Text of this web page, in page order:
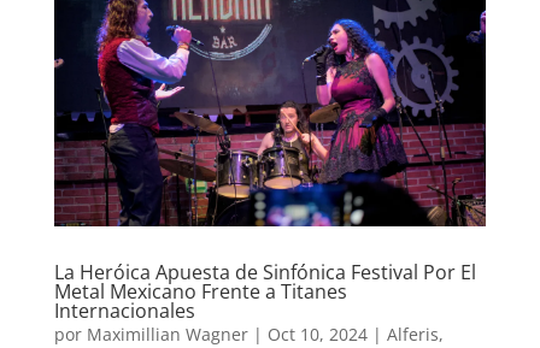
La Heróica Apuesta de Sinfónica Festival Por El
Metal Mexicano Frente a Titanes
Internacionales
por Maximillian Wagner| Oct 10, 2024| Alferis,